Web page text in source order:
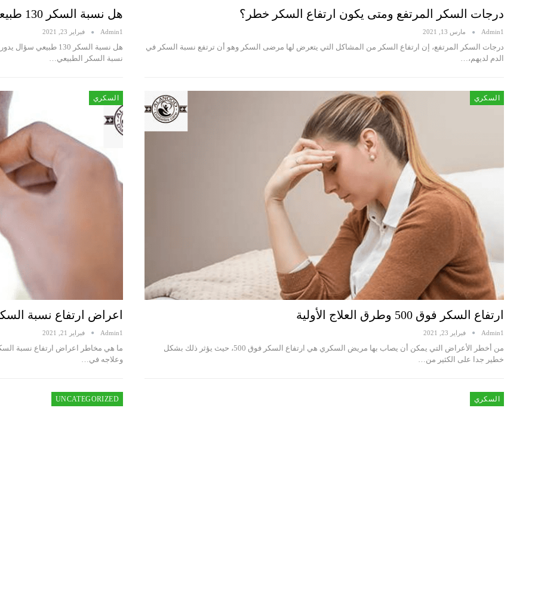
درجات السكر المرتفع ومتى يكون ارتفاع السكر خطر؟
Admin1 مارس 13, 2021
درجات السكر المرتفع، إن ارتفاع السكر من المشاكل التي يتعرض لها مرضى السكر وهو أن ترتفع نسبة السكر في
الدم لديهم،…
هل نسبة السكر 130 طبيعي وما هو معدل السكر الطبيعي للصائم
Admin1 فبراير 23, 2021
هل نسبة السكر 130
نسبة السكر الطبيعي…
السكري
ارتفاع السكر فوق 500 وطرق العلاج الأولية
Admin1 فبراير 23, 2021
من أخطر الأعراض التي يمكن أن يصاب بها مريض السكري هي ارتفاع السكر فوق 500، حيث يؤثر ذلك بشكل
خطير جدا على الكثير من…
السكري
اعراض ارتفاع نسبة
Admin1 فبراير 21, 2021
ما هي مخاطر اعراض ارتفاع نسبة
وعلاجه في…
السكري UNCATEGORIZED